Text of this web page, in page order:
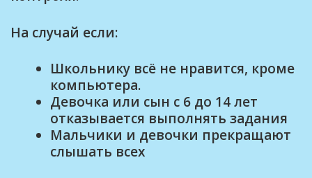
На случай если:
Школьнику всё не нравится, кроме
компьютера.
Девочка или сын с 6 до 14 лет
отказывается выполнять задания
Мальчики и девочки прекращают
слышать всех